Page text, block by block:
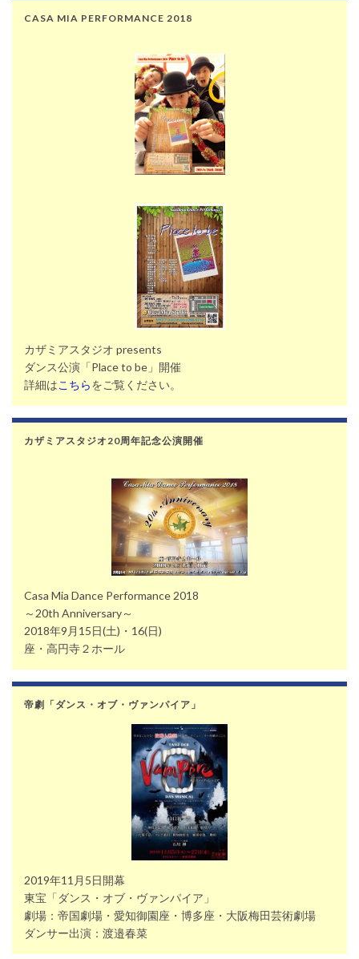
CASA MIA PERFORMANCE 2018
カザミアスタジオ presents
ダンス公演「Place to be」開催
詳細はこちらをご覧ください。
カザミアスタジオ20周年記念公演開催
Casa Mia Dance Performance 2018
～20th Anniversary～
2018年9月15日(土)・16(日)
座・高円寺２ホール
帝劇「ダンス・オブ・ヴァンパイア」
2019年11月5日開幕
東宝「ダンス・オブ・ヴァンパイア」
劇場：帝国劇場・愛知御園座・博多座・大阪梅田芸術劇場
ダンサー出演：渡邉春菜